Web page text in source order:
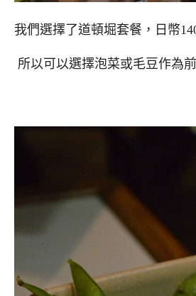
我們選擇了道頓堀套餐，日幣
所以可以選擇泡菜或毛豆作為前